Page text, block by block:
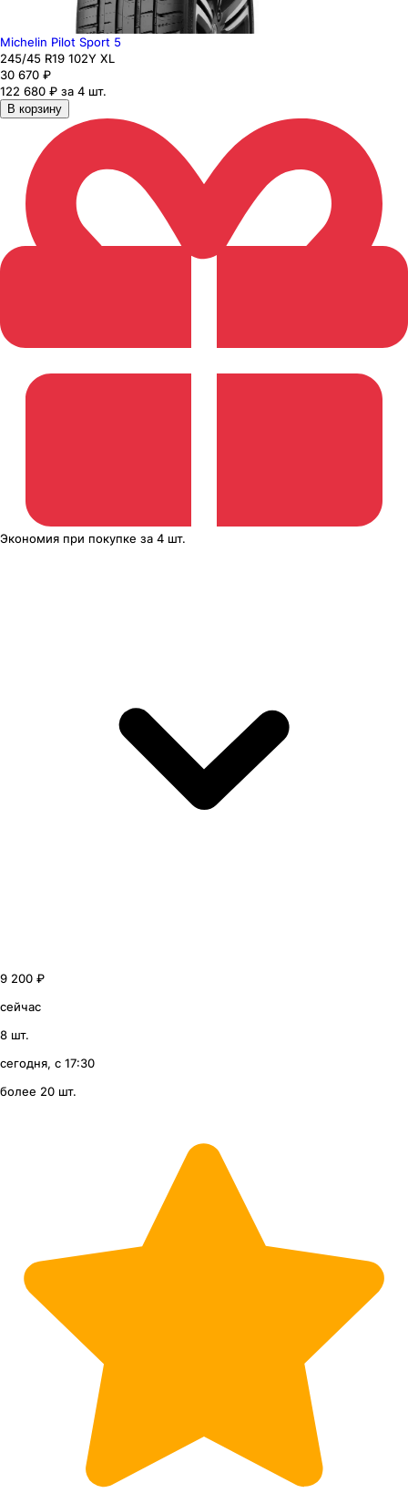
Michelin Pilot Sport 5
245/45 R19 102Y XL
30 670 ₽
122 680 ₽ за 4 шт.
В корзину
Экономия при покупке за 4 шт.
9 200 ₽
сейчас
8 шт.
сегодня, с 17:30
более 20 шт.